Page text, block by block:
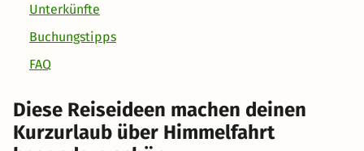
Unterkünfte
Buchungstipps
FAQ
Diese Reiseideen machen deinen
Kurzurlaub über Himmelfahrt